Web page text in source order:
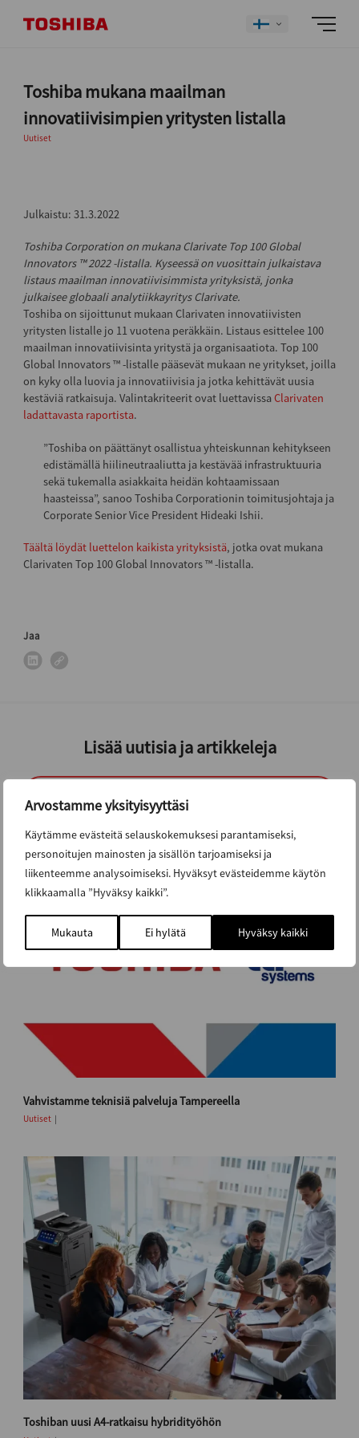
Arvostamme yksityisyyttäsi
Käytämme evästeitä selauskokemuksesi parantamiseksi,
personoitujen mainosten ja sisällön tarjoamiseksi ja
liikenteemme analysoimiseksi. Hyväksyt evästeidemme käytön
klikkaamalla ”Hyväksy kaikki”.
Mukauta Ei hylätä Hyväksy kaikki
Toshiba mukana maailman
innovatiivisimpien yritysten listalla
Uutiset
Julkaistu: 31.3.2022
Toshiba Corporation on mukana Clarivate Top 100 Global
Innovators ™ 2022 -listalla. Kyseessä on vuosittain julkaistava
listaus maailman innovatiivisimmista yrityksistä, jonka
julkaisee globaali analytiikkayritys Clarivate.
Toshiba on sijoittunut mukaan Clarivaten innovatiivisten
yritysten listalle jo 11 vuotena peräkkäin. Listaus esittelee 100
maailman innovatiivisinta yritystä ja organisaatiota. Top 100
Global Innovators ™ -listalle pääsevät mukaan ne yritykset, joilla
on kyky olla luovia ja innovatiivisia ja jotka kehittävät uusia
kestäviä ratkaisuja. Valintakriteerit ovat luettavissaClarivaten
ladattavasta raportista.
”Toshiba on päättänyt osallistua yhteiskunnan kehitykseen
edistämällä hiilineutraaliutta ja kestävää infrastruktuuria
sekä tukemalla asiakkaita heidän kohtaamissaan
haasteissa”, sanoo Toshiba Corporationin toimitusjohtaja ja
Corporate Senior Vice President Hideaki Ishii.
Täältä löydät luettelon kaikista yrityksistä, jotka ovat mukana
Clarivaten Top 100 Global Innovators ™ -listalla.
Jaa
Lisää uutisia ja artikkeleja
Vahvistamme teknisiä palveluja Tampereella
Uutiset
Toshiban uusi A4-ratkaisu hybridityöhön